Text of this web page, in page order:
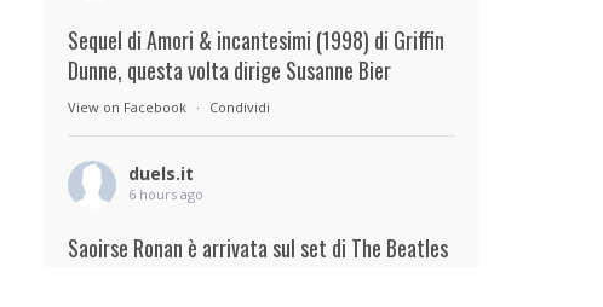
Sequel di Amori & incantesimi (1998) di Griffin
Dunne, questa volta dirige Susanne Bier
View on Facebook · Condividi
duels.it
6 hours ago
Saoirse Ronan è arrivata sul set di The Beatles